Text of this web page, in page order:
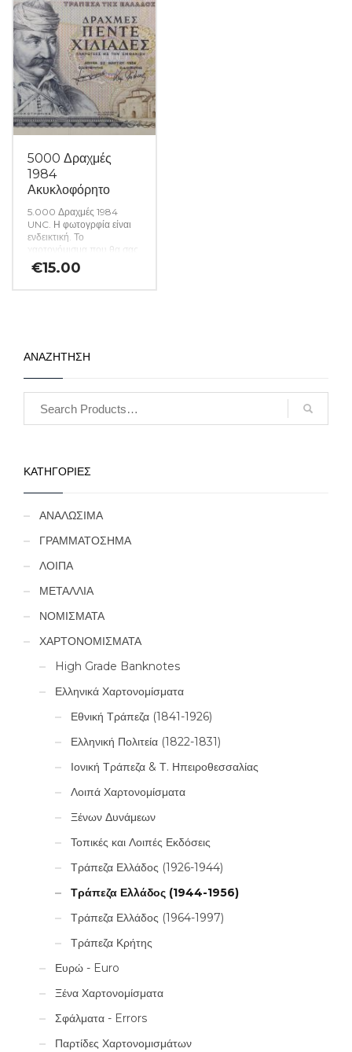
5000 Δραχμές
1984
Ακυκλοφόρητο
5.000 Δραχμές 1984
UNC. Η φωτογρφία είναι
ενδεικτική. Το
χαρτονόμισμα που θα σας
αποσταλεί θα είναι σε
ακυκλοφόρητη κατάσταση
€15.00
ΑΝΑΖΗΤΗΣΗ
ΚΑΤΗΓΟΡΙΕΣ
ΑΝΑΛΩΣΙΜΑ
ΓΡΑΜΜΑΤΟΣΗΜΑ
ΛΟΙΠΑ
ΜΕΤΑΛΛΙΑ
ΝΟΜΙΣΜΑΤΑ
ΧΑΡΤΟΝΟΜΙΣΜΑΤΑ
High Grade Banknotes
Ελληνικά Χαρτονομίσματα
Εθνική Τράπεζα (1841-1926)
Ελληνική Πολιτεία (1822-1831)
Ιονική Τράπεζα & Τ. Ηπειροθεσσαλίας
Λοιπά Χαρτονομίσματα
Ξένων Δυνάμεων
Τοπικές και Λοιπές Εκδόσεις
Τράπεζα Ελλάδος (1926-1944)
Τράπεζα Ελλάδος (1944-1956)
Τράπεζα Ελλάδος (1964-1997)
Τράπεζα Κρήτης
Ευρώ - Euro
Ξένα Χαρτονομίσματα
Σφάλματα - Errors
Παρτίδες Χαρτονομισμάτων